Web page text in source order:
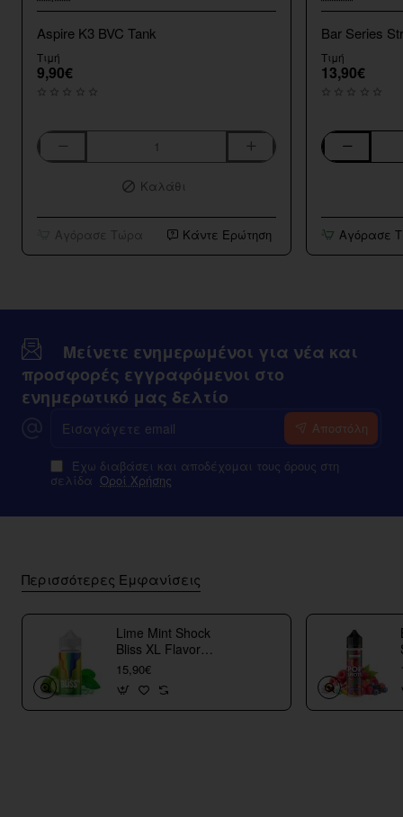
Aspire K3 BVC Tank
Τιμή
9,90€
Aspire
Καλάθι
Αγόρασε Τώρα Κάντε Ερώτηση
Bar Series
Τιμή
13,90€
Bar
10ml/120ml
Αγόρασε
Μείνετε ενημερωμένοι για νέα και
προσφορές εγγραφόμενοι στο
ενημερωτικό μας δελτίο
email
Αποστόλη
Έχω διαβάσει και αποδέχομαι τους όρους στη
σελίδα Οροί Χρήσης
Περισσότερες Εμφανίσεις
Lime Mint Shock
Bliss XL Flavor
Shots
15,90€